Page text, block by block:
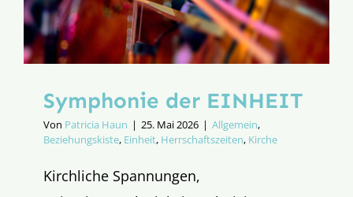
Symphonie der EINHEIT
Von Patricia Haun | 25. Mai 2026 | Allgemein,
Beziehungskiste, Einheit, Herrschaftszeiten, Kirche
Kirchliche Spannungen,